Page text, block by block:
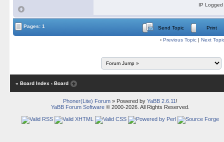
IP Logged
Pages: 1 Send Topic Print
‹ Previous Topic | Next
« Board Index ‹ Board
Phoner(Lite) Forum» Powered by YaBB 2.6.11 !
YaBB Forum Software© 2000-2026. All Rights Reserved.